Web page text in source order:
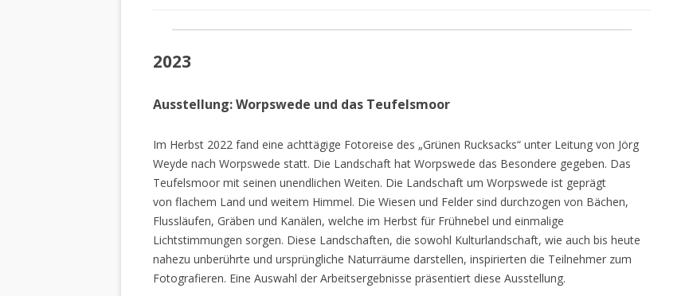
2023
Ausstellung: Worpswede und das Teufelsmoor
Im Herbst 2022 fand eine achttägige Fotoreise des „Grünen Rucksacks“ unter Leitung von Jörg
Weyde nach Worpswede statt. Die Landschaft hat Worpswede das Besondere gegeben. Das
Teufelsmoor mit seinen unendlichen Weiten. Die Landschaft um Worpswede ist geprägt
von flachem Land und weitem Himmel. Die Wiesen und Felder sind durchzogen von Bächen,
Flussläufen, Gräben und Kanälen, welche im Herbst für Frühnebel und einmalige
Lichtstimmungen sorgen. Diese Landschaften, die sowohl Kulturlandschaft, wie auch bis heute
nahezu unberührte und ursprüngliche Naturräume darstellen, inspirierten die Teilnehmer zum
Fotografieren. Eine Auswahl der Arbeitsergebnisse präsentiert diese Ausstellung.